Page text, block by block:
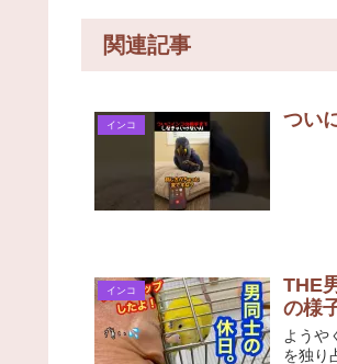
関連記事
インコ つい
インコ
THE
の様
ようや
を独り